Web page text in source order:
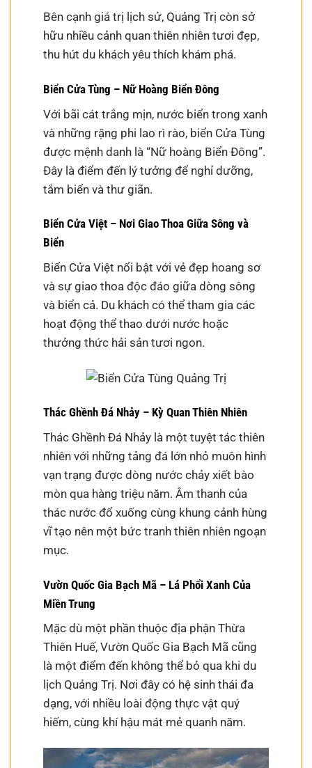
Bên cạnh giá trị lịch sử, Quảng Trị còn sở
hữu nhiều cảnh quan thiên nhiên tươi đẹp,
thu hút du khách yêu thích khám phá.
Biển Cửa Tùng – Nữ Hoàng Biển Đông
Với bãi cát trắng mịn, nước biển trong xanh
và những rặng phi lao rì rào, biển Cửa Tùng
được mệnh danh là “Nữ hoàng Biển Đông”.
Đây là điểm đến lý tưởng để nghỉ dưỡng,
tắm biển và thư giãn.
Biển Cửa Việt – Nơi Giao Thoa Giữa Sông và
Biển
Biển Cửa Việt nổi bật với vẻ đẹp hoang sơ
và sự giao thoa độc đáo giữa dòng sông
và biển cả. Du khách có thể tham gia các
hoạt động thể thao dưới nước hoặc
thưởng thức hải sản tươi ngon.
Thác Ghềnh Đá Nhảy – Kỳ Quan Thiên Nhiên
Thác Ghềnh Đá Nhảy là một tuyệt tác thiên
nhiên với những tảng đá lớn nhỏ muôn hình
vạn trạng được dòng nước chảy xiết bào
mòn qua hàng triệu năm. Âm thanh của
thác nước đổ xuống cùng khung cảnh hùng
vĩ tạo nên một bức tranh thiên nhiên ngoạn
mục.
Vườn Quốc Gia Bạch Mã – Lá Phổi Xanh Của
Miền Trung
Mặc dù một phần thuộc địa phận Thừa
Thiên Huế, Vườn Quốc Gia Bạch Mã cũng
là một điểm đến không thể bỏ qua khi du
lịch Quảng Trị. Nơi đây có hệ sinh thái đa
dạng, với nhiều loài động thực vật quý
hiếm, cùng khí hậu mát mẻ quanh năm.